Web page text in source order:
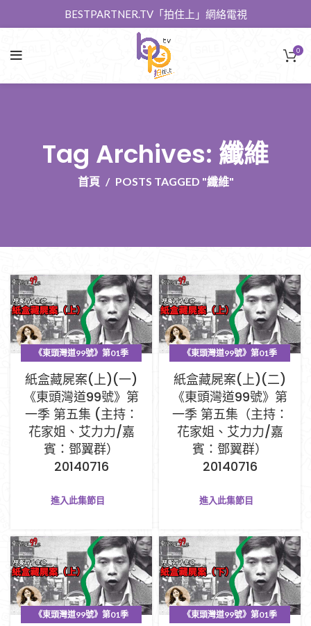
BESTPARTNER.TV「拍住上」網絡電視
0
Tag Archives: 纖維
首頁 POSTS TAGGED "纖維"
《東頭灣道99號》第01季
PART A (1-33集)
紙盒藏屍案(上)(一)
《東頭灣道99號》第
一季 第五集 (主持：
花家姐、艾力力/嘉
賓：鄧翼群）
20140716
進入此集節目
《東頭灣道99號》第01季
PART A (1-33集)
紙盒藏屍案(上)(二)
《東頭灣道99號》第
一季 第五集（主持：
花家姐、艾力力/嘉
賓：鄧翼群）
20140716
進入此集節目
《東頭灣道99號》第01季
《東頭灣道99號》第01季